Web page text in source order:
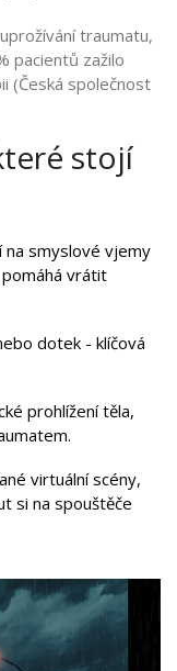
traumatu,
pacientů zažilo
(Česká společnost
stojí
na smyslové vjemy
vrátit
dotek - klíčová
prohlížení těla,
virtuální scény,
si na spouštěče